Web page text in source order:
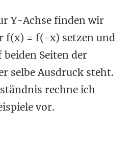
Y-Achse finden wir
f(x) = f(-x) setzen und
Seiten der
selbe Ausdruck steht.
rechne ich
vor.